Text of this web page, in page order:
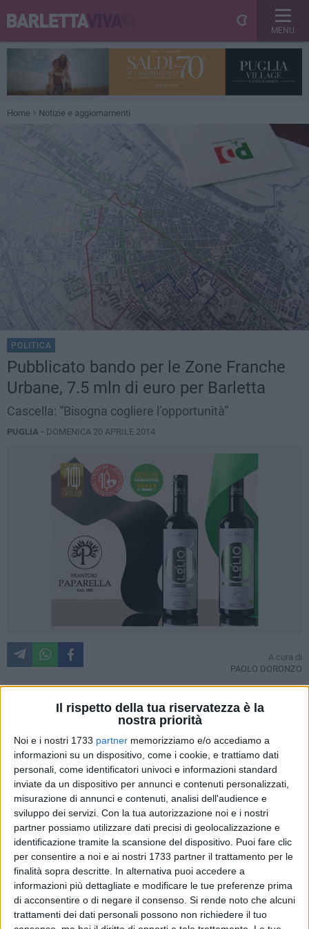
Il rispetto della tua riservatezza è la
nostra priorità
Noi e i nostri 1733 partner memorizziamo e/o accediamo a
informazioni su un dispositivo, come i cookie, e trattiamo dati
personali, come identificatori univoci e informazioni standard
inviate da un dispositivo per annunci e contenuti personalizzati,
misurazione di annunci e contenuti, analisi dell'audience e
sviluppo dei servizi. Con la tua autorizzazione noi e i nostri
partner possiamo utilizzare dati precisi di geolocalizzazione e
identificazione tramite la scansione del dispositivo. Puoi fare clic
per consentire a noi e ai nostri 1733 partner il trattamento per le
finalità sopra descritte. In alternativa puoi accedere a
informazioni più dettagliate e modificare le tue preferenze prima
di acconsentire o di negare il consenso. Si rende noto che alcuni
trattamenti dei dati personali possono non richiedere il tuo
MENU
Home Notizie e aggiornamenti
POLITICA
Pubblicato bando per le Zone Franche
Urbane, 7.5 mln di euro per Barletta
Cascella: “Bisogna cogliere l’opportunità”
PUGLIA - DOMENICA 20 APRILE 2014
A cura di
PAOLO DORONZO
È stato pubblicato sulla Gazzetta ufficiale il tanto atteso
bando per accedere alle agevolazioni previste per le
cosiddette Zone franche urbane. Undici i comuni pugliesi nei
quali sono state individuate le Zone Franche Urbane: Andria,
Barletta, Foggia, Lecce, Lucera, Manduria, Manfredonia,
Molfetta, San Severo, Santeramo in Colle e Taranto.
Dunque, il provvedimento c'è e comprende Barletta. "Si dovrà
fare in modo – scrive su Facebook il Sindaco, Pasquale
Cascella- con la cooperazione di tutti (associazioni di
categoria e sindacali, amministrazioni pubbliche, eletti nei
diversi enti) affinché questa opportunità sia pienamente
colta dalle imprese per sostenere un deciso processo di